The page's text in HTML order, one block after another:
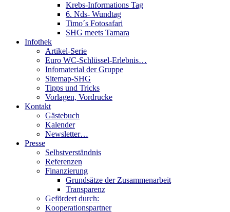
Krebs-Informations Tag
6. Nds- Wundtag
Timo´s Fotosafari
SHG meets Tamara
Infothek
Artikel-Serie
Euro WC-Schlüssel-Erlebnis…
Infomaterial der Gruppe
Sitemap-SHG
Tipps und Tricks
Vorlagen, Vordrucke
Kontakt
Gästebuch
Kalender
Newsletter…
Presse
Selbstverständnis
Referenzen
Finanzierung
Grundsätze der Zusammenarbeit
Transparenz
Gefördert durch:
Kooperationspartner